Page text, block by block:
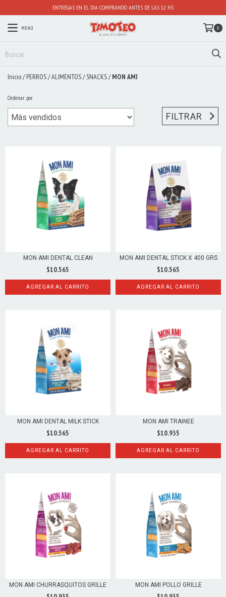
ENTREGAS EN EL DIA COMPRANDO ANTES DE LAS 12 HS
MENÚ 0
Inicio/ PERROS/ALIMENTOS/ SNACKS/ MON AMI
Ordenar por
FILTRAR
MON AMI DENTAL CLEAN
$10.565
AGREGAR AL CARRITO
MON AMI DENTAL STICK X 400 GRS
$10.565
AGREGAR AL CARRITO
MON AMI DENTAL MILK STICK
$10.565
AGREGAR AL CARRITO
MON AMI TRAINEE
$10.935
AGREGAR AL CARRITO
MON AMI CHURRASQUITOS GRILLE MON AMI POLLO GRILLE